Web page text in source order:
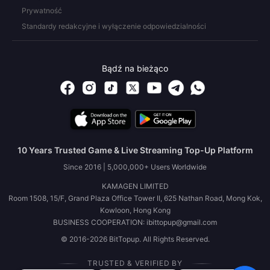
Prywatność
Standardy redakcyjne i wyłączenie odpowiedzialności
Bądź na bieżąco
10 Years Trusted Game & Live Streaming Top-Up Platform
Since 2016 | 5,000,000+ Users Worldwide
KAMAGEN LIMITED
Room 1508, 15/F, Grand Plaza Office Tower II, 625 Nathan Road, Mong Kok,
Kowloon, Hong Kong
BUSINESS COOPERATION: ibittopup@gmail.com
© 2016-2026 BitTopup. All Rights Reserved.
TRUSTED & VERIFIED BY